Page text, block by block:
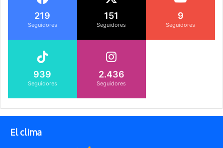
219
Seguidores
151
Seguidores
9
Seguidores
939
Seguidores
2.436
Seguidores
El clima